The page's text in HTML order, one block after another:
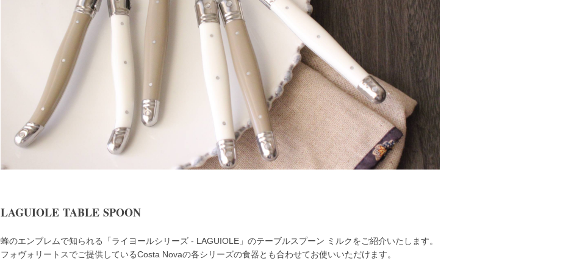
LAGUIOLE TABLE SPOON
蜂のエンブレムで知られる「ライヨールシリーズ - LAGUIOLE」のテーブルスプーン ミルクをご紹介いたします。
フォヴォリートスでご提供しているCosta Novaの各シリーズの食器とも合わせてお使いいただけます。